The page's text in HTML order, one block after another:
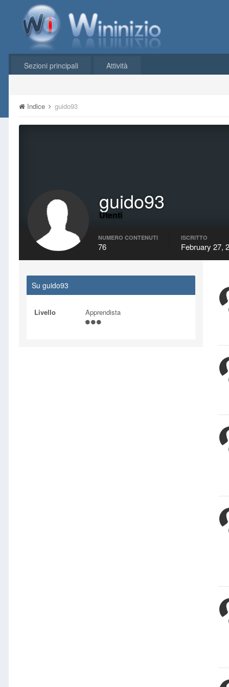
Sezioni principali Attività
Indice guido93
guido93
Utenti
NUMERO CONTENUTI
76
ISCRITTO
February 27,
Su guido93
Livello Apprendista